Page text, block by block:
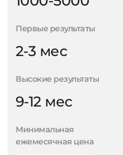
Первые результаты
2-3 мес
Высокие результаты
9-12 мес
Минимальная
ежемесячная цена